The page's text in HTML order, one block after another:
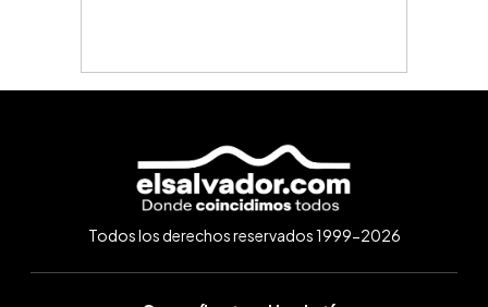
Todos los derechos reservados 1999-2026